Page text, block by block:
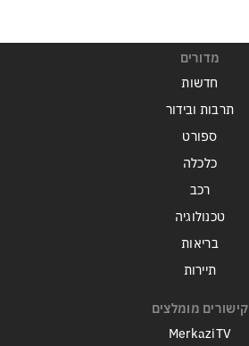
מדורים
חדשות
תרבות ובידור
ספורט
כלכלה
רכב
טכנולוגיה
בריאות
תיירות
קישורים מומלצים
MerkaziTV